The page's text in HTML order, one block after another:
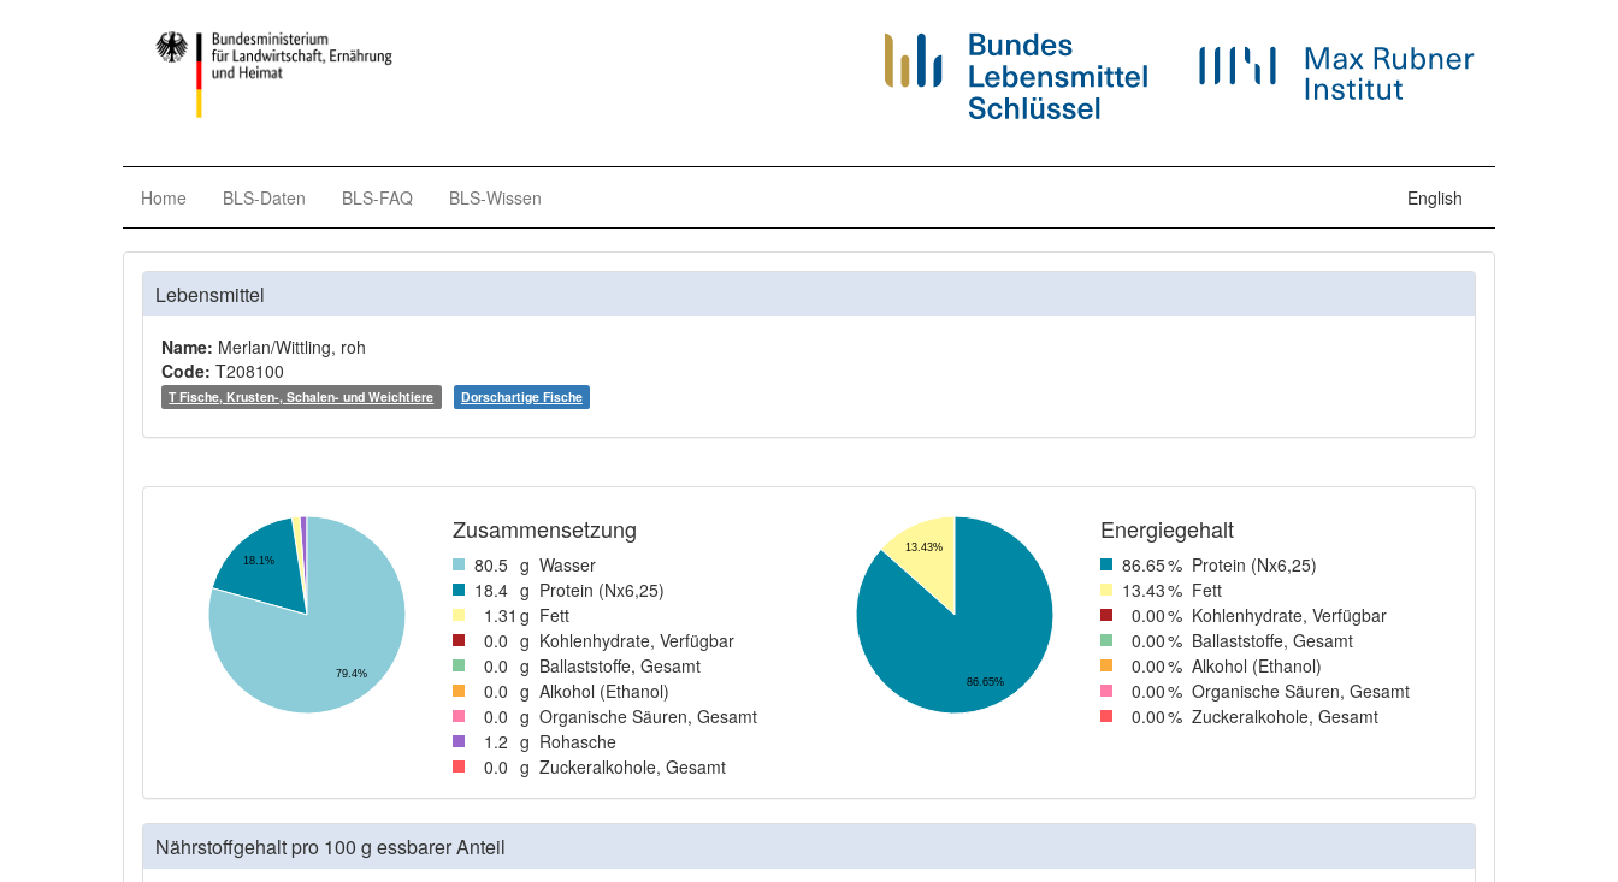
Home BLS-Daten BLS-FAQ BLS-Wissen English
Lebensmittel
Name: Merlan/Wittling, roh
Code: T208100
T Fische, Krusten-, Schalen- und Weichtiere Dorschartige Fische
18.1%
79.4%
Zusammensetzung
80.5 g Wasser
18.4 g Protein (Nx6,25)
1 .31 g Fett
0.0 g Kohlenhydrate, Verfügbar
0.0 g Ballaststoffe, Gesamt
0.0 g Alkohol (Ethanol)
0.0 g Organische Säuren, Gesamt
1 .2 g Rohasche
0.0 g Zuckeralkohole, Gesamt
13.43%
86.65%
Energiegehalt
86.65% Protein (Nx6,25)
13.43% Fett
0.00% Kohlenhydrate, Verfügbar
0.00% Ballaststoffe, Gesamt
0.00% Alkohol (Ethanol)
0.00% Organische Säuren, Gesamt
0.00% Zuckeralkohole, Gesamt
Nährstoffgehalt pro 100 g essbarer Anteil